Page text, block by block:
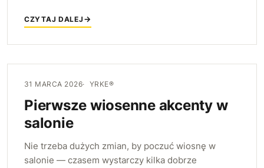
motywację do pracy.
CZYTAJ DALEJ
31 MARCA 2026 YRKE®
Pierwsze wiosenne akcenty w
salonie
Nie trzeba dużych zmian, by poczuć wiosnę w
salonie — czasem wystarczy kilka dobrze